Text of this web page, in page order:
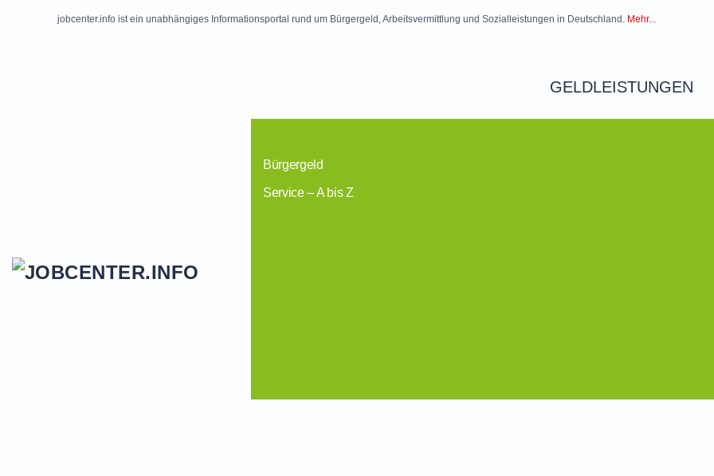
jobcenter.info ist ein unabhängiges Informationsportal rund um Bürgergeld, Arbeitsvermittlung und Sozialleistungen in Deutschland. Mehr...
GELDLEISTUNGEN
Bürgergeld
Service – A bis Z